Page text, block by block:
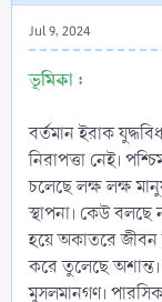
Jul 9, 2024
ভূমিকা :
বর্তমান ইরাক
নিরাপত্তা নেই।
চলেছে লক্ষ লক্ষ
স্থাপনা। কেউ বলছে
হয়ে অকাতরে জীবন
করে তুলেছে অশান্ত।
মুসলমানগণ।